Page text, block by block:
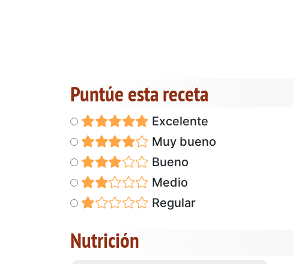
Puntúe esta receta
Excelente
Muy bueno
Bueno
Medio
Regular
Nutrición